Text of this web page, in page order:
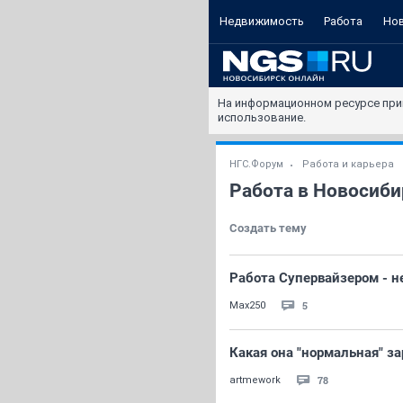
Недвижимость Работа
На информационном ресурсе
использование.
НГС.Форум Работа и карьера
Работа в
Создать тему
Работа Супервайзером -
Max250 5
Какая она "нормальная"
artmework 78